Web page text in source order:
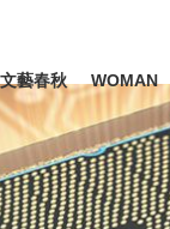
フ ビジネ
文藝春秋 WOMAN
キーワード入力